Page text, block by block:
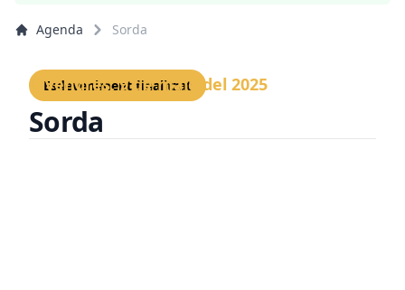
Agenda Sorda
Esdeveniment finalitzat
Divendres, 9 de maig del 2025
Sorda